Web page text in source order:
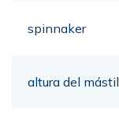
spinnaker
altura del mástil